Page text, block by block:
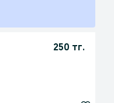
250 тг.